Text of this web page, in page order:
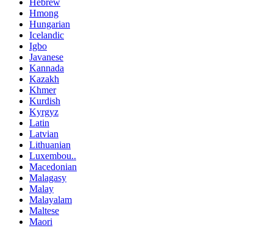
Hebrew
Hmong
Hungarian
Icelandic
Igbo
Javanese
Kannada
Kazakh
Khmer
Kurdish
Kyrgyz
Latin
Latvian
Lithuanian
Luxembou..
Macedonian
Malagasy
Malay
Malayalam
Maltese
Maori